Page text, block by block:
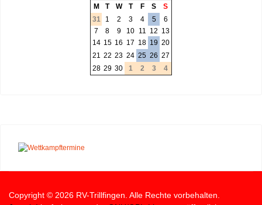
M
T W T F S
S
31
1 2 3 4 5
6
7
8 9 10 11 12 13
14 15 16 17 18 19 20
21 22 23 24 25 26 27
28 29 30 1 2 3 4
Copyright © 2026 RV-Trillfingen. Alle Rechte vorbehalten.